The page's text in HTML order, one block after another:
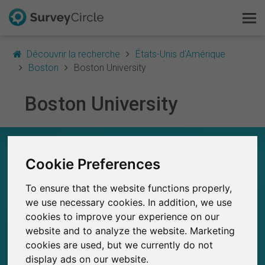
Cookie Preferences
To ensure that the website functions properly,
we use necessary cookies. In addition, we use
cookies to improve your experience on our
website and to analyze the website. Marketing
cookies are used, but we currently do not
display ads on our website.
Découvrir la recherche
États-Unis d'Amérique
Boston
Boston University
Boston University
0
Études publiées jusqu'à présent sur
SurveyCircle
0
Études récemment publiées sur
SurveyCircle
C'est SurveyCircle
Survey Ranking
Explorer la recherche
FAQ
S'inscrire gratuitement
S'inscrire